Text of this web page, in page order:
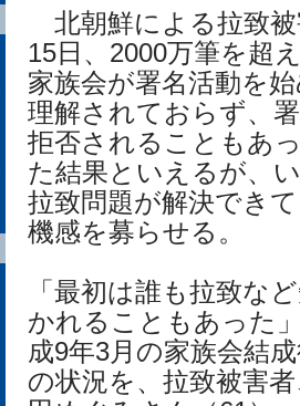
北朝鮮による拉致
15日、2000万筆を超
家族会が署名活動を
理解されておらず、
拒否されることもあ
た結果といえるが、
拉致問題が解決でき
機感を募らせる。
「最初は誰も拉致な
かれることもあった
成9年3月の家族会結
の状況を、拉致被害